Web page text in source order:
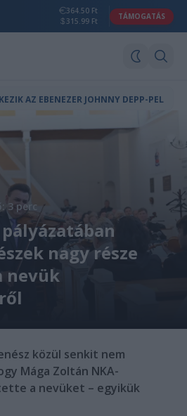
364.50 Ft
315.99 Ft
TÁMOGATÁS
AZ EBENEZER JOHNNY DEPP-PEL
3 perc
nagy része
nevük
közül senkit nem
Mága Zoltán NKA-
a nevüket – egyikük